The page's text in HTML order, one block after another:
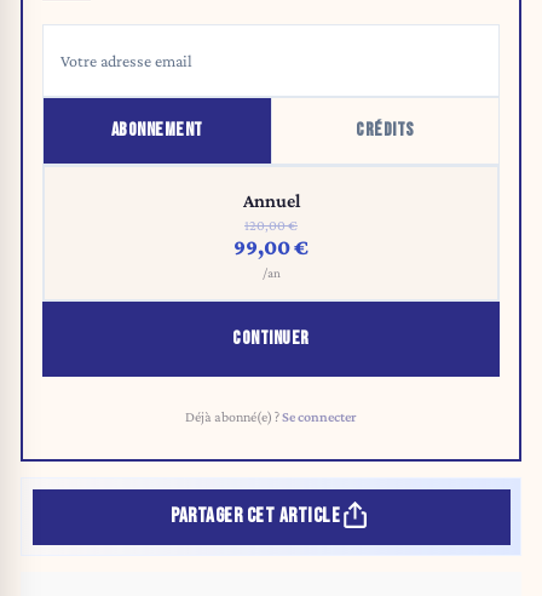
ABONNEMENT CRÉDITS
Annuel
120,00 €
99,00 €
/an
CONTINUER
Déjà abonné(e) ?Se connecter
PARTAGER CET ARTICLE